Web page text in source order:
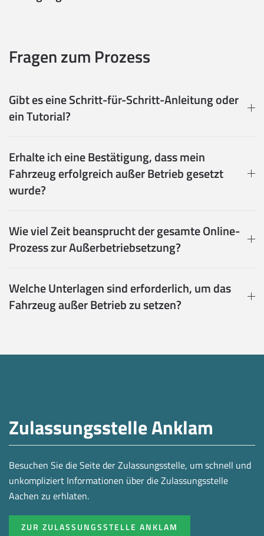
Fragen zum Prozess
Gibt es eine Schritt-für-Schritt-Anleitung oder
ein Tutorial?
Erhalte ich eine Bestätigung, dass mein
Fahrzeug erfolgreich außer Betrieb gesetzt
wurde?
Wie viel Zeit beansprucht der gesamte Online-
Prozess zur Außerbetriebsetzung?
Welche Unterlagen sind erforderlich, um das
Fahrzeug außer Betrieb zu setzen?
Zulassungsstelle Anklam
Besuchen Sie die Seite der Zulassungsstelle, um schnell und
unkompliziert Informationen über die Zulassungsstelle
Aachen zu erhlaten.
ZUR ZULASSUNGSSTELLE ANKLAM